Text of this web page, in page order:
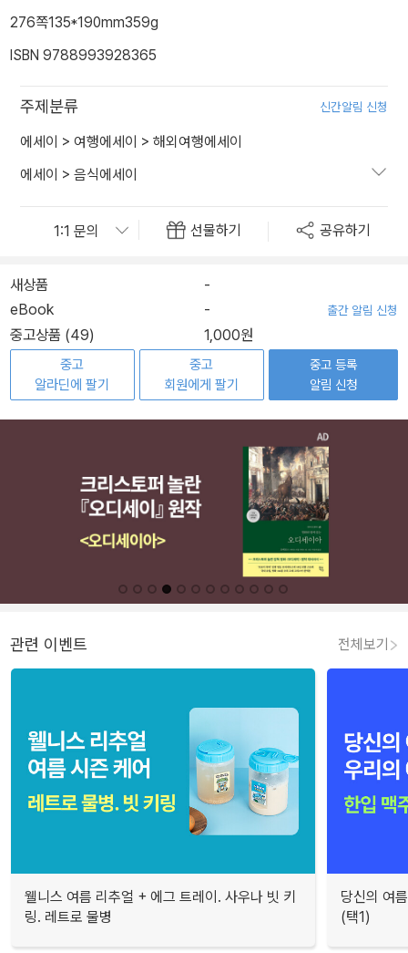
276쪽135*190mm359g
ISBN 9788993928365
주제분류 신간알림 신청
에세이 > 여행에세이 > 해외여행에세이
에세이 > 음식에세이
선물하기 공유하기
새상품
-
eBook
- 출간 알림 신청
중고상품 (49) 1,000원
중고
알라딘에 팔기
중고
회원에게 팔기
중고 등록
알림 신청
관련 이벤트 전체보기
웰니스 여름 리추얼 + 에그 트레이. 사우나 빗 키
링. 레트로 물병
당신의 여
(택1)